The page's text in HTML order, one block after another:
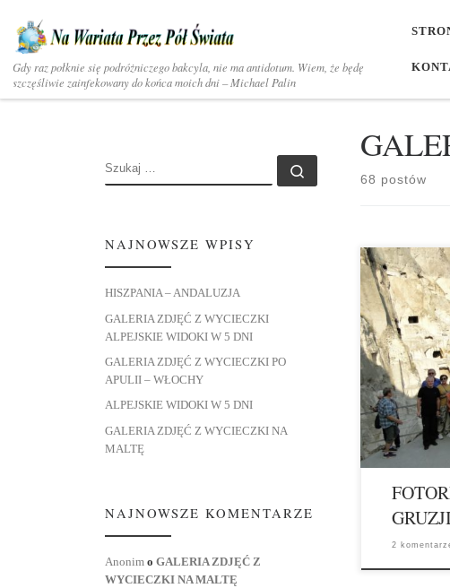
Skip to content
Gdy raz połknie się podróżniczego bakcyla, nie ma antidotum. Wiem, że będę
szczęśliwie zainfekowany do końca moich dni – Michael Palin
68 postów
Zdjęcia Ala i
2
SZUKAJ
NAJNOWSZE WPISY
HISZPANIA – ANDALUZJA
GALERIA ZDJĘĆ Z WYCIECZKI
ALPEJSKIE WIDOKI W 5 DNI
GALERIA ZDJĘĆ Z WYCIECZKI PO
APULII – WŁOCHY
ALPEJSKIE WIDOKI W 5 DNI
GALERIA ZDJĘĆ Z WYCIECZKI NA
MALTĘ
NAJNOWSZE KOMENTARZE
Anonim o GALERIA ZDJĘĆ Z
WYCIECZKI NA MALTĘ